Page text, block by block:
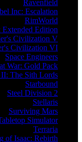
Ravenfield
Inc: Escalation
RimWorld
Edition
Civilization V
Civilization VI
Space Engineers
War: Gold Pack
The Sith Lords
Starbound
Steel Division 2
Stellaris
Surviving Mars
Simulator
Terraria
of Isaac: Rebirth